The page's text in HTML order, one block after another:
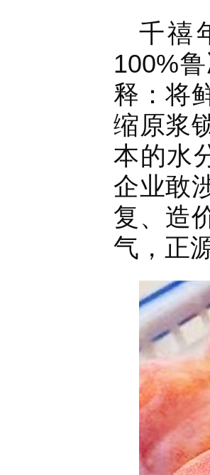
千禧
100%
释：将
缩原浆
本的水
企业敢
复、造
气，正